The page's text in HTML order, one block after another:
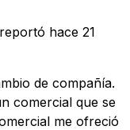
hace 21
de compañía.
comercial que se
me ofreció